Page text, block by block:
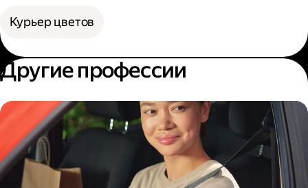
Курьер цветов
Другие профессии